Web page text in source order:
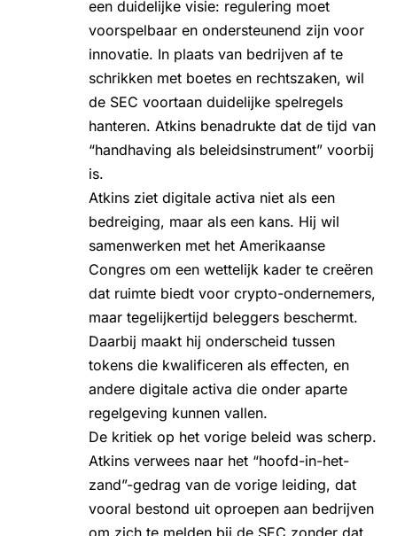
een duidelijke visie: regulering moet
voorspelbaar en ondersteunend zijn voor
innovatie. In plaats van bedrijven af te
schrikken met boetes en rechtszaken, wil
de SEC voortaan duidelijke spelregels
hanteren. Atkins benadrukte dat de tijd van
“handhaving als beleidsinstrument” voorbij
is.
Atkins ziet digitale activa niet als een
bedreiging, maar als een kans. Hij wil
samenwerken met het Amerikaanse
Congres om een wettelijk kader te creëren
dat ruimte biedt voor crypto-ondernemers,
maar tegelijkertijd beleggers beschermt.
Daarbij maakt hij onderscheid tussen
tokens die kwalificeren als effecten, en
andere digitale activa die onder aparte
regelgeving kunnen vallen.
De kritiek op het vorige beleid was scherp.
Atkins verwees naar het “hoofd-in-het-
zand”-gedrag van de vorige leiding, dat
vooral bestond uit oproepen aan bedrijven
om zich te melden bij de SEC zonder dat